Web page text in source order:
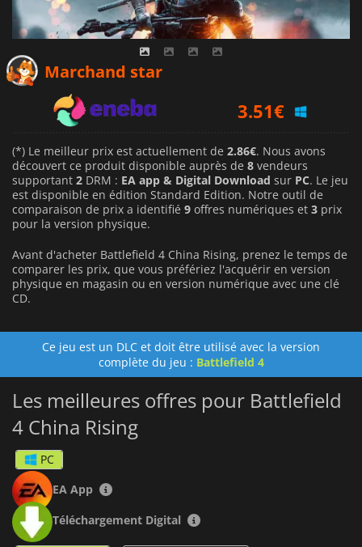
Marchand star
3.51€
6.29€
(*) Le meilleur prix est actuellement de 2.86€. Nous avons
découvert ce produit disponible auprès de 8 vendeurs
supportant 2 DRM : EA app & Digital Download sur PC. Le jeu
est disponible en édition Standard Edition. Notre outil de
comparaison de prix a identifié 9 offres numériques et 3 prix
pour la version physique.
Avant d'acheter Battlefield 4 China Rising, prenez le temps de
comparer les prix, que vous préfériez l'acquérir en version
physique en magasin ou en version numérique avec une clé
CD.
Ce jeu est un DLC et doit être utilisé avec la version
complète du jeu : Battlefield 4
Les meilleures offres pour Battlefield
4 China Rising
PC
EA App
Téléchargement Digital